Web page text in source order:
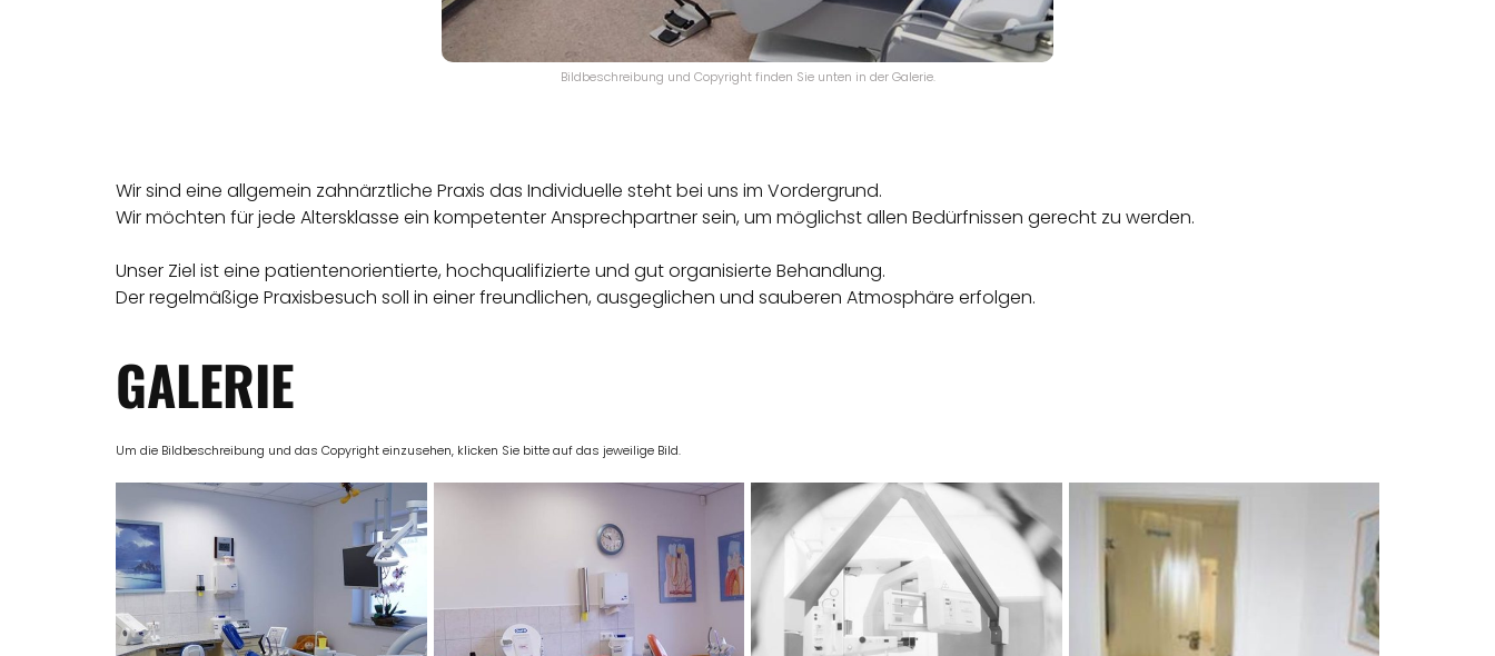
Bildbeschreibung und Copyright finden Sie unten in der Galerie.
Wir sind eine allgemein zahnärztliche Praxis das Individuelle steht bei uns im Vordergrund.
Wir möchten für jede Altersklasse ein kompetenter Ansprechpartner sein, um möglichst allen Bedürfnissen gerecht zu werden.
Unser Ziel ist eine patientenorientierte, hochqualifizierte und gut organisierte Behandlung.
Der regelmäßige Praxisbesuch soll in einer freundlichen, ausgeglichen und sauberen Atmosphäre erfolgen.
GALERIE
Um die Bildbeschreibung und das Copyright einzusehen, klicken Sie bitte auf das jeweilige Bild.